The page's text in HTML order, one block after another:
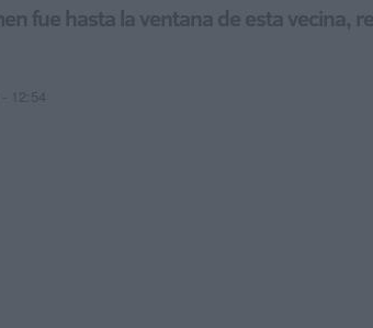
fue hasta la ventana de esta
- 12:54